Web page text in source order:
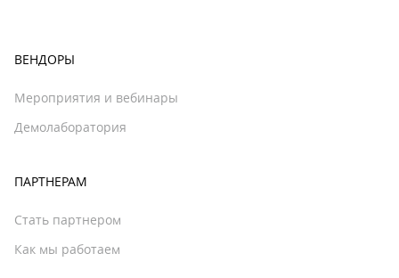
ВЕНДОРЫ
Мероприятия и вебинары
Демолаборатория
ПАРТНЕРАМ
Стать партнером
Как мы работаем